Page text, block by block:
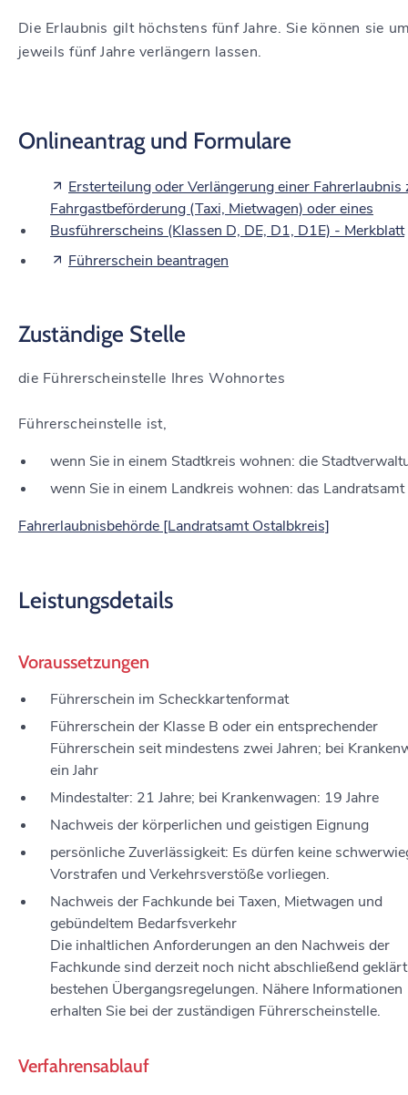
Die Erlaubnis gilt höchstens fünf Jahre. Sie können sie
jeweils fünf Jahre verlängern lassen.
Onlineantrag und Formulare
Ersterteilung oder Verlängerung einer Fahrerlaubnis
Fahrgastbeförderung (Taxi, Mietwagen) oder eines
Busführerscheins (Klassen D, DE, D1, D1E) - Merkblatt
Führerschein beantragen
Zuständige Stelle
die Führerscheinstelle Ihres Wohnortes
Führerscheinstelle ist,
wenn Sie in einem Stadtkreis wohnen: die
wenn Sie in einem Landkreis wohnen: das Landratsamt
Fahrerlaubnisbehörde [Landratsamt Ostalbkreis]
Leistungsdetails
Voraussetzungen
Führerschein im Scheckkartenformat
Führerschein der Klasse B oder ein entsprechender
Führerschein seit mindestens zwei Jahren; bei
ein Jahr
Mindestalter: 21 Jahre; bei Krankenwagen: 19 Jahre
Nachweis der körperlichen und geistigen Eignung
persönliche Zuverlässigkeit: Es dürfen keine
Vorstrafen und Verkehrsverstöße vorliegen.
Nachweis der Fachkunde bei Taxen, Mietwagen und
gebündeltem Bedarfsverkehr
Die inhaltlichen Anforderungen an den Nachweis der
Fachkunde sind derzeit noch nicht abschließend
bestehen Übergangsregelungen. Nähere Informationen
erhalten Sie bei der zuständigen Führerscheinstelle.
Verfahrensablauf